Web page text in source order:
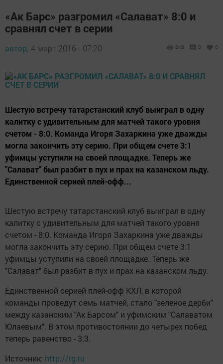
«Ак Барс» разгромил «Салават» 8:0 и
сравнял счет в серии
автор, 4 март 2016 - 07:20 848 0 0
Шестую встречу татарстанский клуб выиграл в одну
калитку с удивительным для матчей такого уровня
счетом - 8:0. Команда Игоря Захаркина уже дважды
могла закончить эту серию. При общем счете 3:1
уфимцы уступили на своей площадке. Теперь же
"Салават" был разбит в пух и прах на казанском льду.
Единственной серией плей-офф...
Шестую встречу татарстанский клуб выиграл в одну
калитку с удивительным для матчей такого уровня
счетом - 8:0. Команда Игоря Захаркина уже дважды
могла закончить эту серию. При общем счете 3:1
уфимцы уступили на своей площадке. Теперь же
"Салават" был разбит в пух и прах на казанском льду.
Единственной серией плей-офф КХЛ, в которой
команды проведут семь матчей, стало "зеленое дерби"
между казанским "Ак Барсом" и уфимским "Салаватом
Юлаевым". В этом противостоянии до четырех побед
теперь равенство - 3:3.
Источник: http://rg.ru